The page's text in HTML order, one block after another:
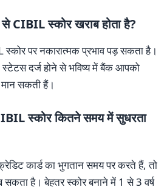
CIBIL स्कोर खराब होता है?
पर नकारात्मक प्रभाव पड़ सकता है।
स्टेटस दर्ज होने से भविष्य में बैंक आपको
सकती हैं।
स्कोर कितने समय में सुधरता
कार्ड का भुगतान समय पर करते हैं, तो
सकता है। बेहतर स्कोर बनाने में 1 से 3 वर्ष